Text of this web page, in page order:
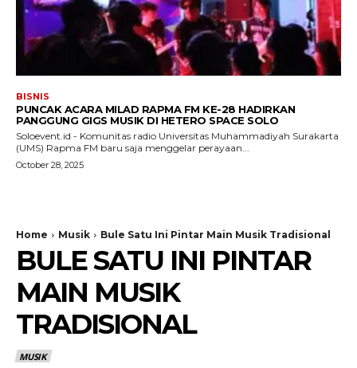
BISNIS
PUNCAK ACARA MILAD RAPMA FM KE-28 HADIRKAN
PANGGUNG GIGS MUSIK DI HETERO SPACE SOLO
Soloevent.id - Komunitas radio Universitas Muhammadiyah Surakarta
(UMS) Rapma FM baru saja menggelar perayaan...
October 28, 2025